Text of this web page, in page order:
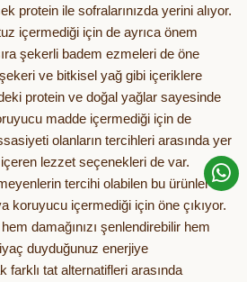
protein ile sofralarınızda yerini alıyor.
içermediği için de ayrıca önem
şekerli badem ezmeleri de öne
ve bitkisel yağ gibi içeriklere
protein ve doğal yağlar sayesinde
madde içermediği için de
olanların tercihleri arasında yer
lezzet seçenekleri de var.
tercihi olabilen bu ürünler de
koruyucu içermediği için öne çıkıyor.
damağınızı şenlendirebilir hem
duyduğunuz enerjiye
farklı tat alternatifleri arasında